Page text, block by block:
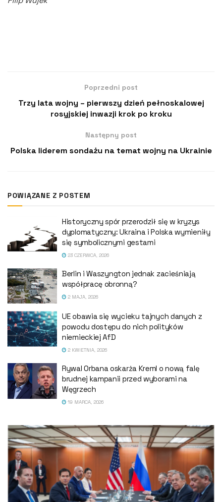
Poprzedni post
Trzy lata wojny – pierwszy dzień pełnoskalowej
rosyjskiej inwazji krok po kroku
Następny post
Polska liderem sondażu na temat wojny na Ukrainie
POWIĄZANE Z POSTEM
Historyczny spór przerodził się w kryzys
dyplomatyczny: Ukraina i Polska wymieniły
się symbolicznymi gestami
23 CZERWCA, 2026
Berlin i Waszyngton jednak zacieśniają
współpracę obronną?
2 MAJA, 2026
UE obawia się wycieku tajnych danych z
powodu dostępu do nich polityków
niemieckiej AfD
2 KWIETNIA, 2026
Rywal Orbana oskarża Kreml o nową falę
brudnej kampanii przed wyborami na
Węgrzech
19 MARCA, 2026